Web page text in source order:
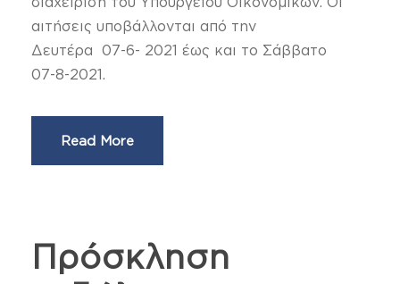
αιτήσεις υποβάλλονται από την
Δευτέρα 07-6- 2021 έως και το Σάββατο
07-8-2021.
Read More
Πρόσκληση